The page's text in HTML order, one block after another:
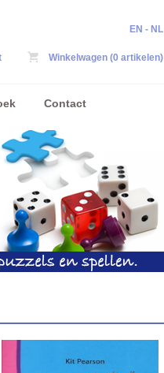
EN - NL
Winkelwagen (0 artikelen)
Contact